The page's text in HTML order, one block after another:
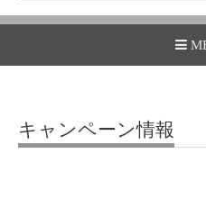
キャンペーン情報